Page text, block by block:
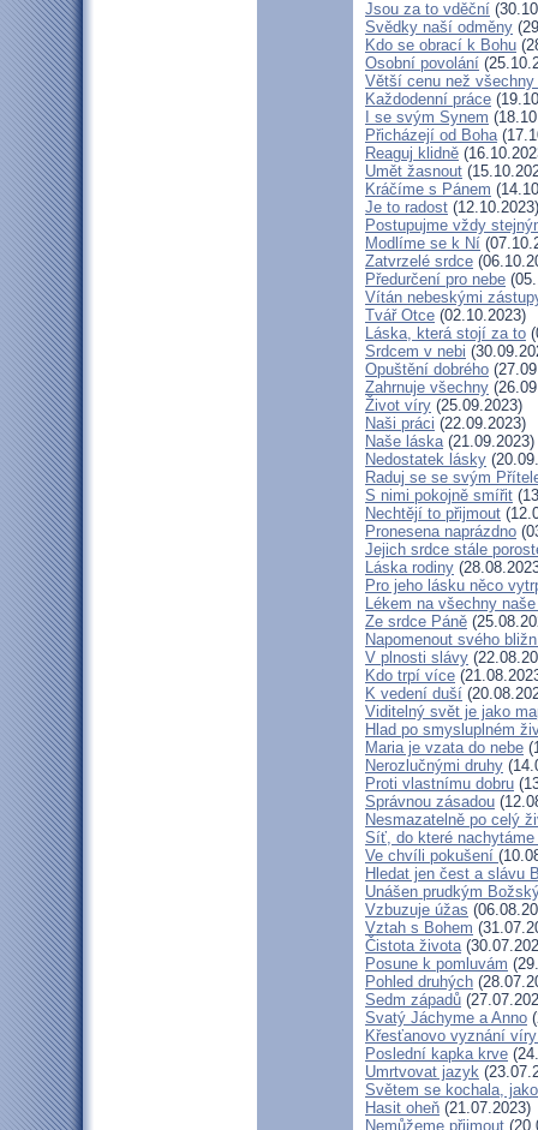
Jsou za to vděční
Svědky naší odměny
Kdo se obrací k Bohu
Osobní povolání
Větší cenu než všechny
Každodenní práce
I se svým Synem
Přicházejí od Boha
Reaguj klidně
Umět žasnout
Kráčíme s Pánem
Je to radost (12.10.2023)
Postupujme vždy
Modlíme se k Ní
Zatvrzelé srdce
Předurčení pro nebe
Vítán nebeskými
Tvář Otce (02.10.2023)
Láska, která stojí za to
Srdcem v nebi
Opuštění dobrého
Zahrnuje všechny
Život víry (25.09.2023)
Naši práci (22.09.2023)
Naše láska(21.09.2023)
Nedostatek lásky
Raduj se se svým
S nimi pokojně smířit
Nechtějí to přijmout
Pronesena naprázdno
Jejich srdce stále
Láska rodiny
Pro jeho lásku něco
Lékem na všechny
Ze srdce Páně
Napomenout svého
V plnosti slávy
Kdo trpí více
K vedení duší
Viditelný svět je jako
Hlad po smysluplném
Maria je vzata do nebe
Nerozlučnými druhy
Proti vlastnímu dobru
Správnou zásadou
Nesmazatelně po celý
Síť, do které
Ve chvíli pokušení
Hledat jen čest a slávu
Unášen prudkým
Vzbuzuje úžas
Vztah s Bohem
Čistota života
Posune k pomluvám
Pohled druhých
Sedm západů
Svatý Jáchyme a Anno
Křesťanovo vyznání
Poslední kapka krve
Umrtvovat jazyk
Světem se kochala,
Hasit oheň (21.07.2023)
Nemůžeme přijmout